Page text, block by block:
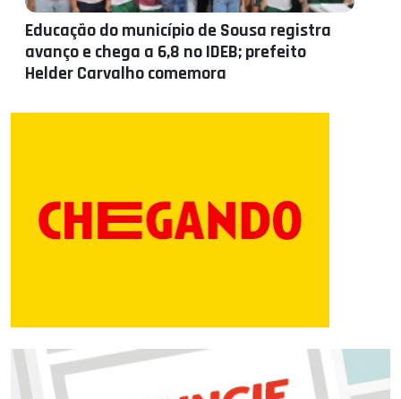
Educação do município de Sousa registra
avanço e chega a 6,8 no IDEB; prefeito
Helder Carvalho comemora